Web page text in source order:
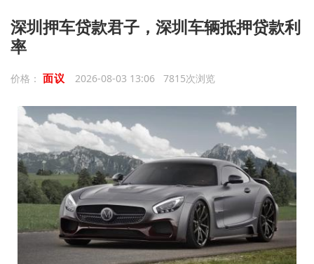
深圳押车贷款君子，深圳车辆抵押贷款利
率
价格： 面议 2026-08-03 13:06 7815次浏览